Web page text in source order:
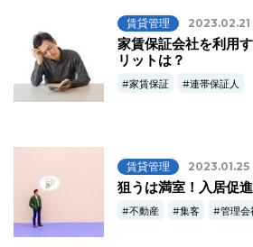
賃貸管理 2023.02.21
家賃保証会社を利用
リットは？
家賃保証 連帯保証人
賃貸管理 2023.01.25
狙うは満室！入居促
不動産 集客 管理会